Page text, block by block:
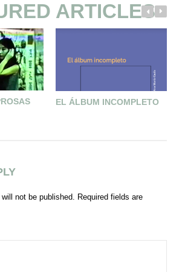
ARTICLES
EL ÁLBUM INCOMPLETO
not be published. Required fields are